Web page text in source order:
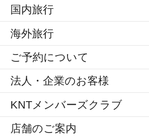
国内旅行
海外旅行
ご予約について
法人・企業のお客様
KNTメンバーズクラブ
店舗のご案内